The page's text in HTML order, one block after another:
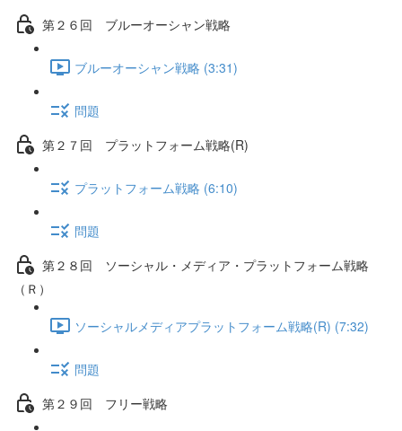
第２６回 ブルーオーシャン戦略
ブルーオーシャン戦略 (3:31)
問題
第２７回 プラットフォーム戦略(R)
プラットフォーム戦略 (6:10)
問題
第２８回 ソーシャル・メディア・プラットフォーム戦略
（Ｒ）
ソーシャルメディアプラットフォーム戦略(R) (7:32)
問題
第２９回 フリー戦略